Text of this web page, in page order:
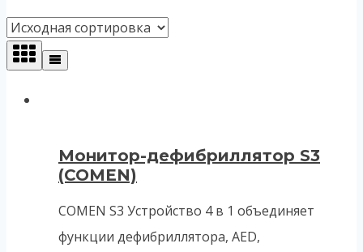
Монитор-дефибриллятор S3
(COMEN)
COMEN S3 Устройство 4 в 1 объединяет
функции дефибриллятора, AED,